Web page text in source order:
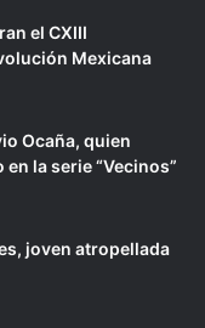
el CXIII
Mexicana
Ocaña, quien
la serie “Vecinos”
joven atropellada